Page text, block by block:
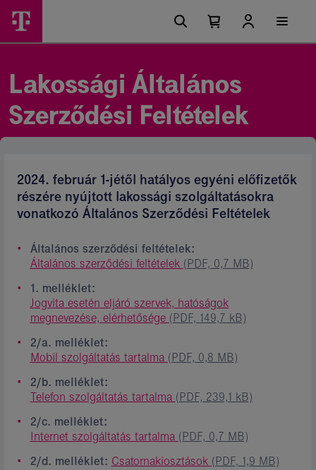
Lakossági
Ászf
Magyar
Telekom
csoport
Főmenü
lehetőségek
Kosárban
Kosár
Lakossági Általános
Szerződési Feltételek
2024. február 1-jétől hatályos egyéni előfizetők
részére nyújtott lakossági szolgáltatásokra
vonatkozó Általános Szerződési Feltételek
Általános szerződési feltételek:
Általános szerződési feltételek (PDF, 0,7 MB)
1. melléklet:
Jogvita esetén eljáró szervek, hatóságok
megnevezése, elérhetősége (PDF, 149,7 kB)
2/a. melléklet:
Mobil szolgáltatás tartalma (PDF, 0,8 MB)
2/b. melléklet:
Telefon szolgáltatás tartalma (PDF, 239,1 kB)
2/c. melléklet:
Internet szolgáltatás tartalma (PDF, 0,7 MB)
2/d. melléklet: Csatornakiosztások (PDF, 1,9 MB)